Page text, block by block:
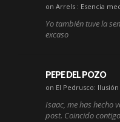
on Arrels : Esencia
Yo también tuve la
excaso
PEPE DEL POZO
on El Pedrusco:
Isaac, me has hecho
post. Coincido